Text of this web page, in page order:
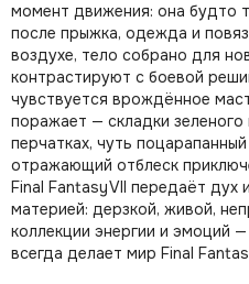
момент движения: она будто
после прыжка, одежда и
воздухе, тело собрано для
контрастируют с боевой
чувствуется врождённое
поражает — складки
перчатках, чуть
отражающий отблеск
Final Fantasy VII передаёт дух
материей: дерзкой, живой,
коллекции энергии и эмоций
всегда делает мир Final